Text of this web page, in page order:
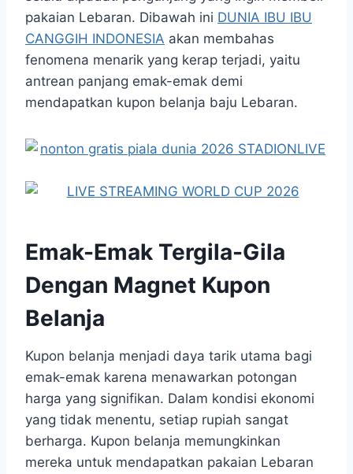
pakaian Lebaran. Dibawah ini DUNIA IBU IBU
CANGGIH INDONESIA akan membahas
fenomena menarik yang kerap terjadi, yaitu
antrean panjang emak-emak demi
mendapatkan kupon belanja baju Lebaran.
Emak-Emak Tergila-Gila
Dengan Magnet Kupon
Belanja
Kupon belanja menjadi daya tarik utama bagi
emak-emak karena menawarkan potongan
harga yang signifikan. Dalam kondisi ekonomi
yang tidak menentu, setiap rupiah sangat
berharga. Kupon belanja memungkinkan
mereka untuk mendapatkan pakaian Lebaran